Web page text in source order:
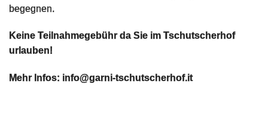
begegnen.
Keine Teilnahmegebühr da Sie im Tschutscherhof
urlauben!
Mehr Infos: info@garni-tschutscherhof.it